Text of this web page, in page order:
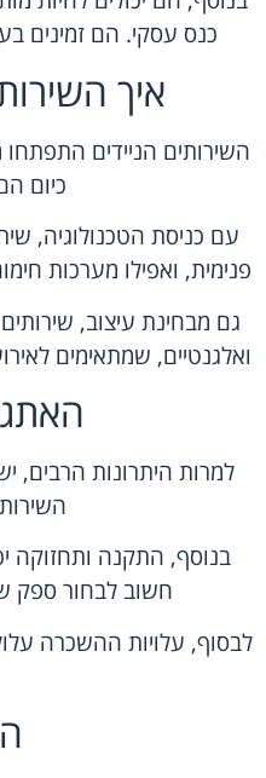
כנס עסקי. הם זמינים
איך
השירותים הניידים
כיום
עם כניסת הטכנולוגיה,
פנימית, ואפילו מערכות
גם מבחינת עיצוב,
ואלגנטיים, שמתאימים
למרות היתרונות
בנוסף, התקנה ותחזוקה
חשוב לבחור ספק
לבסוף, עלויות ההשכרה